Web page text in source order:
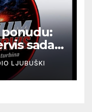
ponudu:
sada
LJUBUŠKI